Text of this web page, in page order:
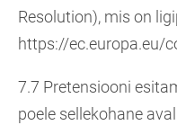
Resolution), mis on
https://ec.europa.eu/
7.7 Pretensiooni
poele sellekohane